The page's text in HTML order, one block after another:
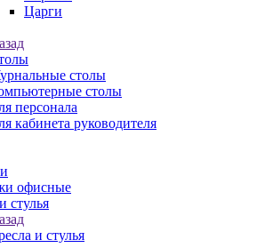
Царги
столы
столы
персонала
кабинета руководителя
офисные
стулья
и стулья